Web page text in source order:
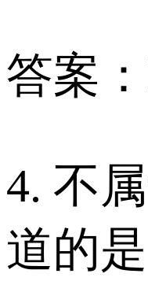
答案
4. 不
道的是